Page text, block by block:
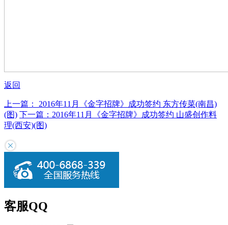
返回
上一篇： 2016年11月《金字招牌》成功签约 东方传菜(南昌)
(图) 下一篇： 2016年11月《金字招牌》成功签约 山盛创作料
理(西安)(图)
客服QQ